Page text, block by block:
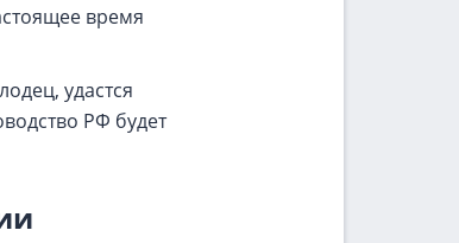
время
удастся
РФ будет